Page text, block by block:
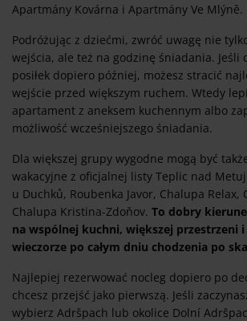
Apartmány Kovárna i Apartmány Ve Mlýně.
Podróżując z dziećmi, zwróć uwagę nie
wejścia, ale też na godzinę śniadania. Jeśli
posiłek dopiero później, możesz stracić
wejście przed większym ruchem. Wtedy
apartament z aneksem kuchennym albo
możliwość wcześniejszego śniadania.
Dla większej grupy wygodne mogą być
wakacyjne z oficjalnej listy Teplic nad
u Duchků, Roubenka Javor, Chalupa Relax,
Chalupa Kristina-Zdoňov. To dobry
na wspólnej kuchni, większej przestrzeni
wieczorze po całym dniu chodzenia po
Najlepiej rezerwować nocleg dopiero po
chcesz przejść jako pierwszą. Jeśli
wybierz Adršpach lub okolice Dolní